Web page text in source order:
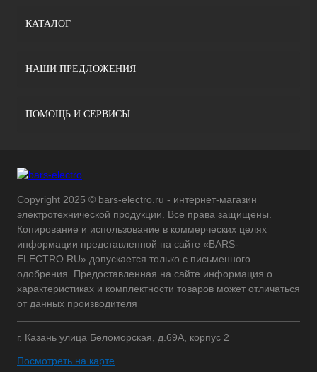
КАТАЛОГ
НАШИ ПРЕДЛОЖЕНИЯ
ПОМОЩЬ И СЕРВИСЫ
Copyright 2025 © bars-electro.ru - интернет-магазин
электротехнической продукции. Все права защищены.
Копирование и использование в коммерческих целях
информации представленной на сайте «BARS-
ELECTRO.RU» допускается только с письменного
одобрения. Предоставленная на сайте информация о
характеристиках и комплектности товаров может отличаться
от данных производителя
г. Казань улица Беломорская, д.69А, корпус 2
Посмотреть на карте